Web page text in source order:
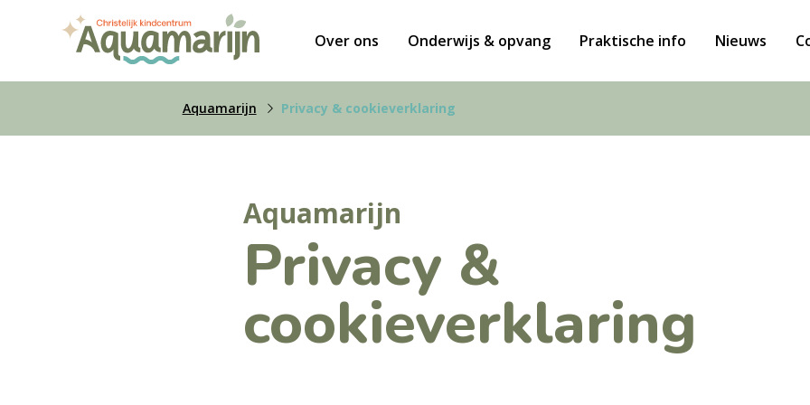
Over ons Onderwijs & opvang Praktische info Nieuws
Aquamarijn Privacy & cookieverklaring
Aquamarijn
Privacy &
cookieverklaring